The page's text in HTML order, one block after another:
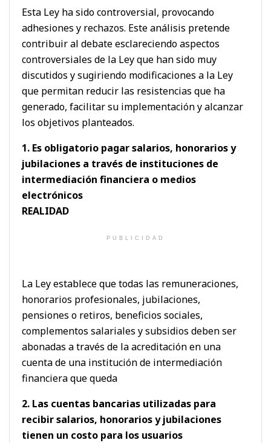
Esta Ley ha sido controversial, provocando
adhesiones y rechazos. Este análisis pretende
contribuir al debate esclareciendo aspectos
controversiales de la Ley que han sido muy
discutidos y sugiriendo modificaciones a la Ley
que permitan reducir las resistencias que ha
generado, facilitar su implementación y alcanzar
los objetivos planteados.
1. Es obligatorio pagar salarios, honorarios y
jubilaciones a través de instituciones de
intermediación financiera o medios
electrónicos
REALIDAD
PUBLICIDAD
La Ley establece que todas las remuneraciones,
honorarios profesionales, jubilaciones,
pensiones o retiros, beneficios sociales,
complementos salariales y subsidios deben ser
abonadas a través de la acreditación en una
cuenta de una institución de intermediación
financiera que queda
2. Las cuentas bancarias utilizadas para
recibir salarios, honorarios y jubilaciones
tienen un costo para los usuarios